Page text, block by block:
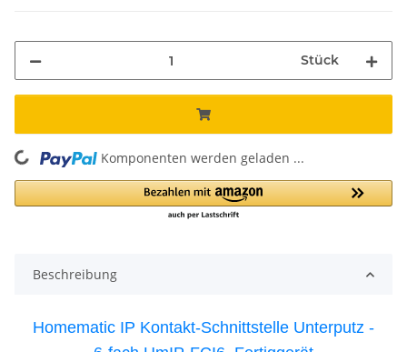
Stück
Komponenten werden geladen ...
Beschreibung
Homematic IP Kontakt-Schnittstelle Unterputz -